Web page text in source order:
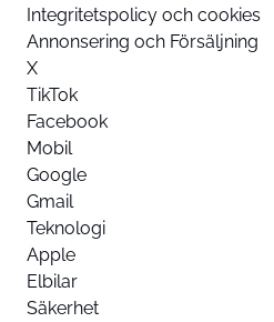
Integritetspolicy och cookies
Annonsering och Försäljning
X
TikTok
Facebook
Mobil
Google
Gmail
Teknologi
Apple
Elbilar
Säkerhet